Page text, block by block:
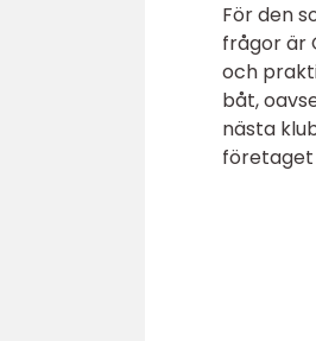
För den
frågor är
och
båt,
nästa
företaget